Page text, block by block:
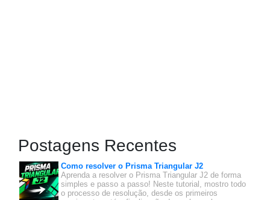
Postagens Recentes
Como resolver o Prisma Triangular J2
Aprenda a resolver o Prisma Triangular J2 de forma
simples e passo a passo! Neste tutorial, mostro todo
o processo de resolução, desde os primeiros